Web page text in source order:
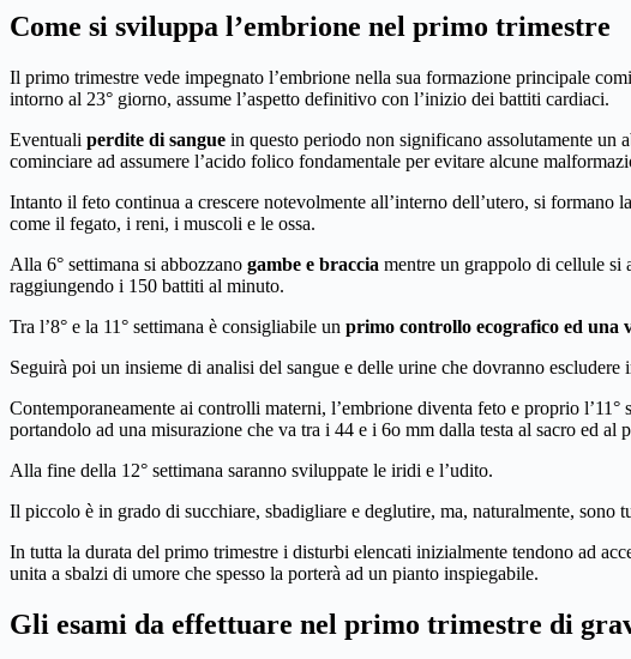
Come si sviluppa l’embrione nel primo trimestre
Il primo trimestre vede impegnato l’embrione nella sua formazione principale
intorno al 23° giorno, assume l’aspetto definitivo con l’inizio dei battiti cardiaci.
Eventuali perdite di sangue in questo periodo non significano assolutamente un
cominciare ad assumere l’acido folico fondamentale per evitare alcune
Intanto il feto continua a crescere notevolmente all’interno dell’utero, si formano
come il fegato, i reni, i muscoli e le ossa.
Alla 6° settimana si abbozzano gambe e braccia mentre un grappolo di cellule si
raggiungendo i 150 battiti al minuto.
Tra l’8° e la 11° settimana è consigliabile un primo controllo ecografico ed una
Seguirà poi un insieme di analisi del sangue e delle urine che dovranno
Contemporaneamente ai controlli materni, l’embrione diventa feto e proprio
portandolo ad una misurazione che va tra i 44 e i 6o mm dalla testa al sacro ed al
Alla fine della 12° settimana saranno sviluppate le iridi e l’udito.
Il piccolo è in grado di succhiare, sbadigliare e deglutire, ma, naturalmente,
In tutta la durata del primo trimestre i disturbi elencati inizialmente tendono ad
unita a sbalzi di umore che spesso la porterà ad un pianto inspiegabile.
Gli esami da effettuare nel primo trimestre di